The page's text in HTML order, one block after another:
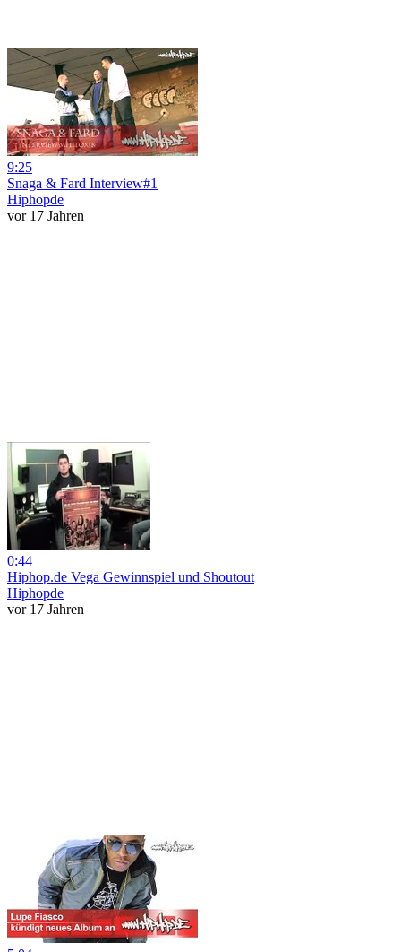
9:25
Snaga & Fard Interview#1
Hiphopde
vor 17 Jahren
0:44
Hiphop.de Vega Gewinnspiel und Shoutout
Hiphopde
vor 17 Jahren